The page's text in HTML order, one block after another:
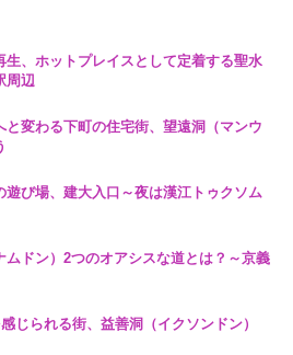
生、ホットプレイスとして定着する聖水
周辺
と変わる下町の住宅街、望遠洞（マンウ
遊び場、建大入口～夜は漢江トゥクソム
ムドン）2つのオアシスな道とは？～京義
じられる街、益善洞（イクソンドン）